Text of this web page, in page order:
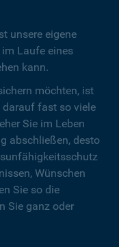
unsere eigene
Laufe eines
kann.
möchten, ist
darauf fast so viele
Sie im Leben
abschließen, desto
Wünschen
Sie so die
Sie ganz oder